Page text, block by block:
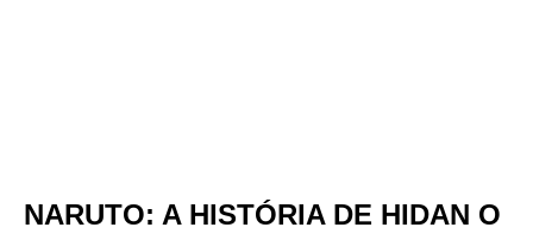
NARUTO: A HISTÓRIA DE HIDAN O